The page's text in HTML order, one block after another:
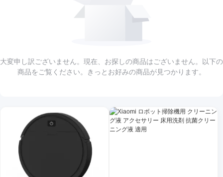
大変申し訳ございません。現在、お探しの商品はございません。以下の
商品をご覧ください。きっとお好みの商品が見つかります。